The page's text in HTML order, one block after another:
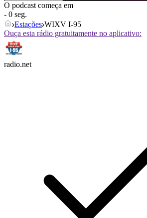
O podcast começa em
- 0 seg.
Estações WIXV I-95
Ouça esta rádio gratuitamente no aplicativo:
radio.net